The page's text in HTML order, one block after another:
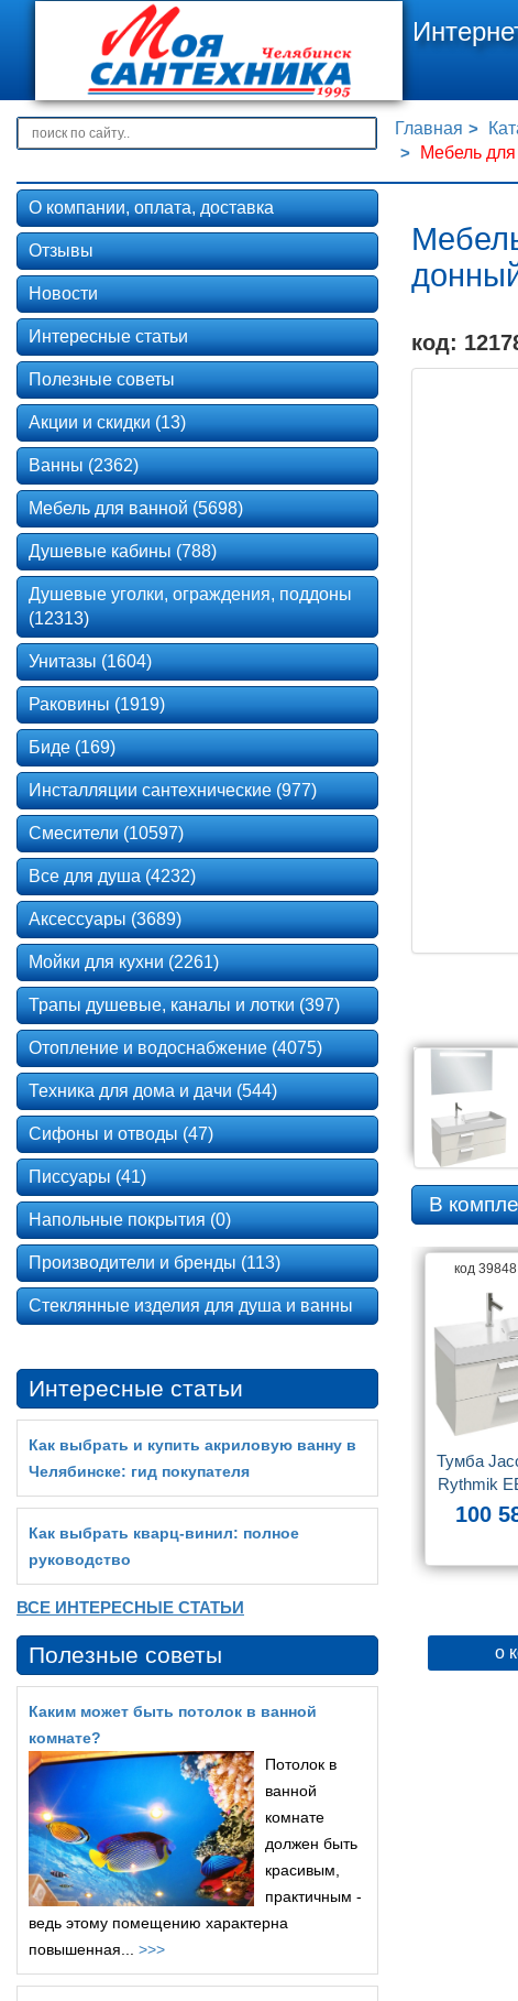
Главная
Мебель
код:
В
код 39848
Тумба
Rythmik
100
о
О компании, оплата, доставка
Отзывы
Новости
Интересные статьи
Полезные советы
Акции и скидки (13)
Ванны (2362)
Мебель для ванной (5698)
Душевые кабины (788)
Душевые уголки, ограждения, поддоны
(12313)
Унитазы (1604)
Раковины (1919)
Биде (169)
Инсталляции сантехнические (977)
Смесители (10597)
Все для душа (4232)
Аксессуары (3689)
Мойки для кухни (2261)
Трапы душевые, каналы и лотки (397)
Отопление и водоснабжение (4075)
Техника для дома и дачи (544)
Сифоны и отводы (47)
Писсуары (41)
Напольные покрытия (0)
Производители и бренды (113)
Стеклянные изделия для душа и ванны
Интересные статьи
Как выбрать и купить акриловую ванну в
Челябинске: гид покупателя
Как выбрать кварц‑винил: полное
руководство
ВСЕ ИНТЕРЕСНЫЕ СТАТЬИ
Полезные советы
Каким может быть потолок в ванной
комнате?
Потолок в
ванной
комнате
должен быть
красивым,
практичным -
ведь этому помещению характерна
повышенная... >>>